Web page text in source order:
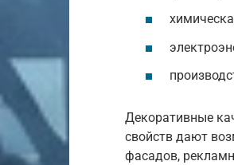
Декоративные
свойств дают
фасадов,